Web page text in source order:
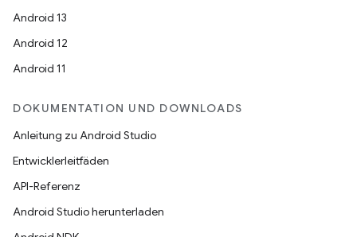
Android 13
Android 12
Android 11
DOKUMENTATION UND DOWNLOADS
Anleitung zu Android Studio
Entwicklerleitfäden
API-Referenz
Android Studio herunterladen